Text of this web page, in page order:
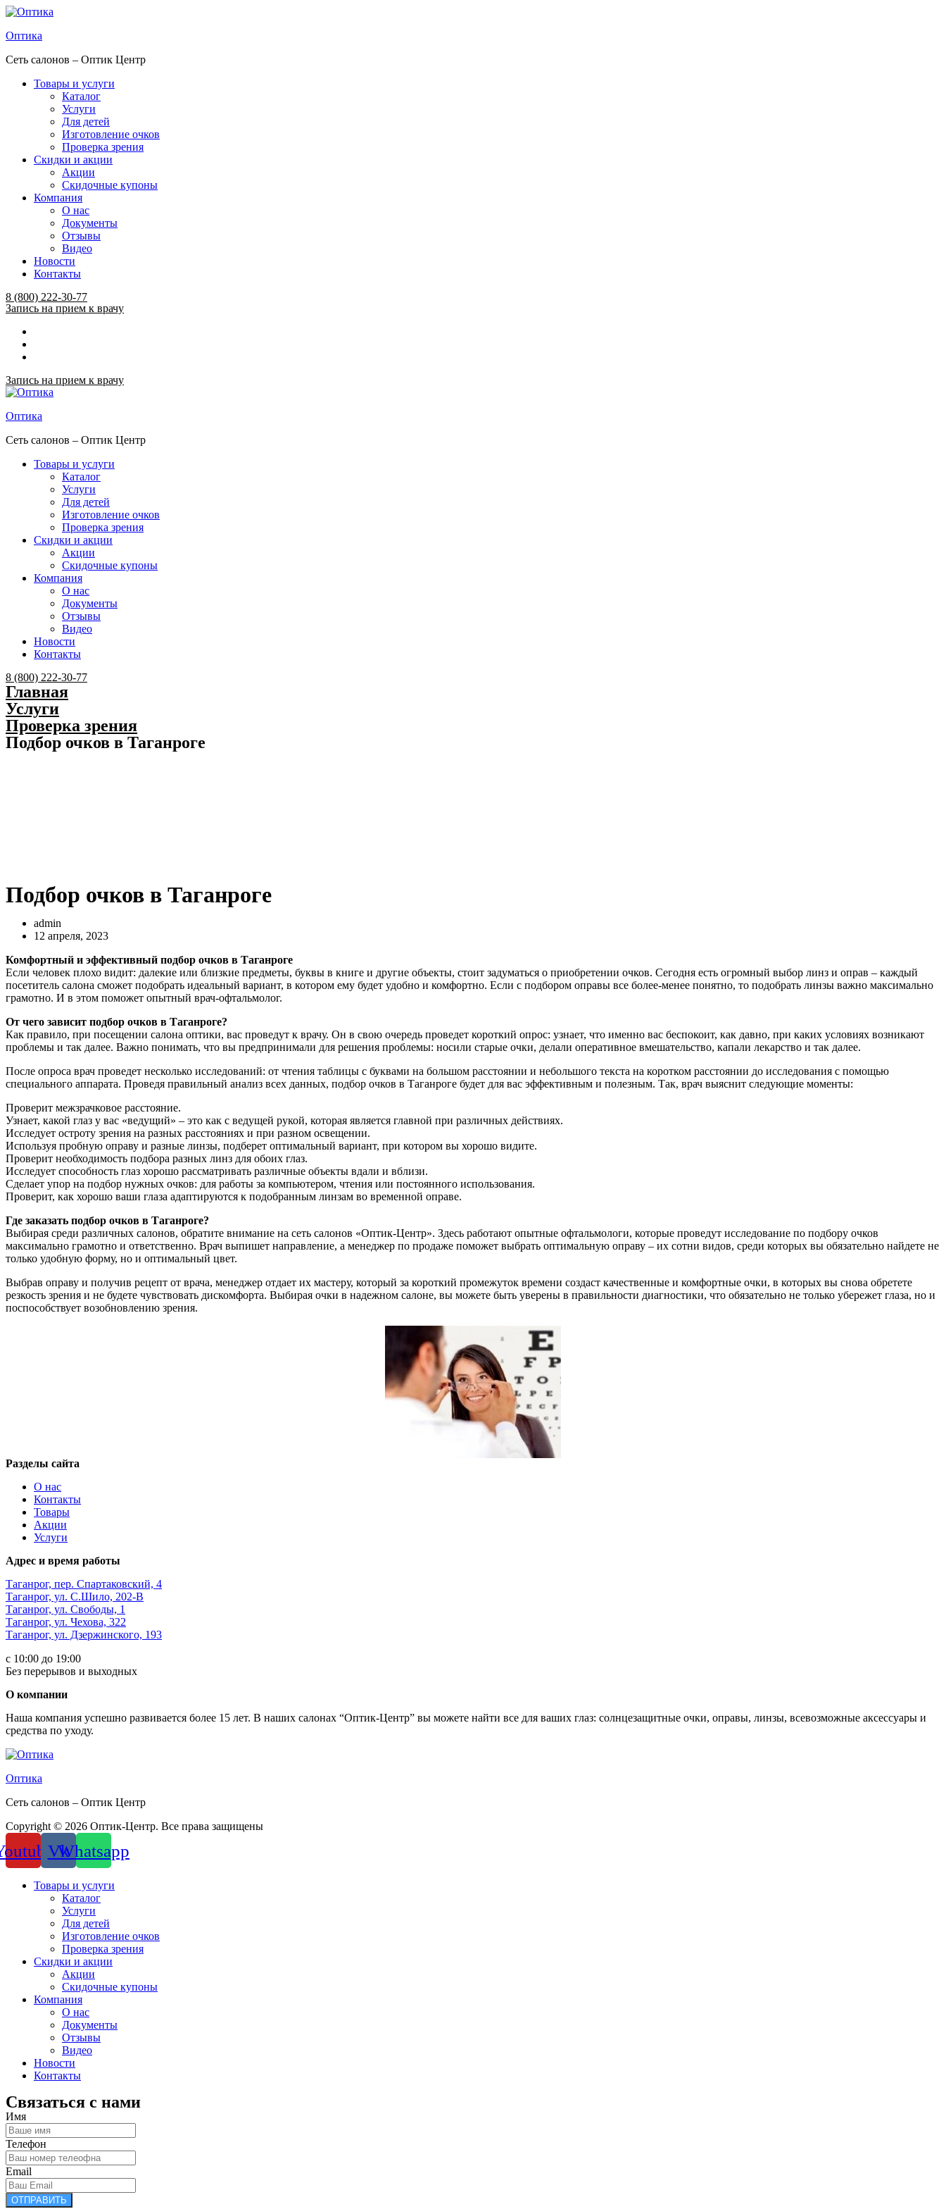
Оптика
Сеть салонов – Оптик Центр
Товары и услуги
Каталог
Услуги
Для детей
Изготовление очков
Проверка зрения
Скидки и акции
Акции
Скидочные купоны
Компания
О нас
Документы
Отзывы
Видео
Новости
Контакты
Menu
8 (800) 222-30-77
Запись на прием к врачу
Запись на прием к врачу
Оптика
Сеть салонов – Оптик Центр
Товары и услуги
Каталог
Услуги
Для детей
Изготовление очков
Проверка зрения
Скидки и акции
Акции
Скидочные купоны
Компания
О нас
Документы
Отзывы
Видео
Новости
Контакты
Menu
8 (800) 222-30-77
Главная
Услуги
Проверка зрения
Подбор очков в Таганроге
Подбор очков в Таганроге
admin
12 апреля, 2023
Комфортный и эффективный подбор очков в Таганроге
Если человек плохо видит: далекие или близкие предметы, буквы в книге и другие объекты, стоит задуматься о приобретении очков. Сегодня есть огромный выбор линз и оправ – каждый
посетитель салона сможет подобрать идеальный вариант, в котором ему будет удобно и комфортно. Если с подбором оправы все более-менее понятно, то подобрать линзы важно максимально
грамотно. И в этом поможет опытный врач-офтальмолог.
От чего зависит подбор очков в Таганроге?
Как правило, при посещении салона оптики, вас проведут к врачу. Он в свою очередь проведет короткий опрос: узнает, что именно вас беспокоит, как давно, при каких условиях возникают
проблемы и так далее. Важно понимать, что вы предпринимали для решения проблемы: носили старые очки, делали оперативное вмешательство, капали лекарство и так далее.
После опроса врач проведет несколько исследований: от чтения таблицы с буквами на большом расстоянии и небольшого текста на коротком расстоянии до исследования с помощью
специального аппарата. Проведя правильный анализ всех данных, подбор очков в Таганроге будет для вас эффективным и полезным. Так, врач выяснит следующие моменты:
Проверит межзрачковое расстояние.
Узнает, какой глаз у вас «ведущий» – это как с ведущей рукой, которая является главной при различных действиях.
Исследует остроту зрения на разных расстояниях и при разном освещении.
Используя пробную оправу и разные линзы, подберет оптимальный вариант, при котором вы хорошо видите.
Проверит необходимость подбора разных линз для обоих глаз.
Исследует способность глаз хорошо рассматривать различные объекты вдали и вблизи.
Сделает упор на подбор нужных очков: для работы за компьютером, чтения или постоянного использования.
Проверит, как хорошо ваши глаза адаптируются к подобранным линзам во временной оправе.
Где заказать подбор очков в Таганроге?
Выбирая среди различных салонов, обратите внимание на сеть салонов «Оптик-Центр». Здесь работают опытные офтальмологи, которые проведут исследование по подбору очков
максимально грамотно и ответственно. Врач выпишет направление, а менеджер по продаже поможет выбрать оптимальную оправу – их сотни видов, среди которых вы обязательно найдете не
только удобную форму, но и оптимальный цвет.
Выбрав оправу и получив рецепт от врача, менеджер отдает их мастеру, который за короткий промежуток времени создаст качественные и комфортные очки, в которых вы снова обретете
резкость зрения и не будете чувствовать дискомфорта. Выбирая очки в надежном салоне, вы можете быть уверены в правильности диагностики, что обязательно не только убережет глаза, но и
поспособствует возобновлению зрения.
Разделы сайта
О нас
Контакты
Товары
Акции
Услуги
Адрес и время работы
Таганрог, пер. Спартаковский, 4
Таганрог, ул. С.Шило, 202-В
Таганрог, ул. Свободы, 1
Таганрог, ул. Чехова, 322
Таганрог, ул. Дзержинского, 193
с 10:00 до 19:00
Без перерывов и выходных
О компании
Наша компания успешно развивается более 15 лет. В наших салонах “Оптик-Центр” вы можете найти все для ваших глаз: солнцезащитные очки, оправы, линзы, всевозможные аксессуары и
средства по уходу.
Оптика
Сеть салонов – Оптик Центр
Copyright © 2026 Оптик-Центр. Все права защищены
VkWhatsapp
Товары и услуги
Каталог
Услуги
Для детей
Изготовление очков
Проверка зрения
Скидки и акции
Акции
Скидочные купоны
Компания
О нас
Документы
Отзывы
Видео
Новости
Контакты
Связаться с нами
Имя
Телефон
Email
ОТПРАВИТЬ